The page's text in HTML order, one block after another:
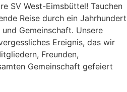
SV West-Eimsbüttel! Tauchen
Reise durch ein Jahrhundert
Gemeinschaft. Unsere
Ereignis, das wir
Freunden,
Gemeinschaft gefeiert